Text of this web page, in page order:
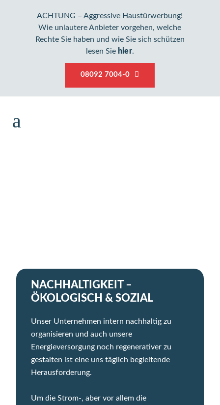
ACHTUNG – Aggressive Haustürwerbung!
Wie unlautere Anbieter vorgehen, welche
Rechte Sie haben und wie Sie sich schützen
lesen Sie hier.
08092 7004-0
NACHHALTIGKEIT –
ÖKOLOGISCH & SOZIAL
Unser Unternehmen intern nachhaltig zu
organisieren und auch unsere
Energieversorgung noch regenerativer zu
gestalten ist eine uns täglich begleitende
Herausforderung.
Um die Strom-, aber vor allem die